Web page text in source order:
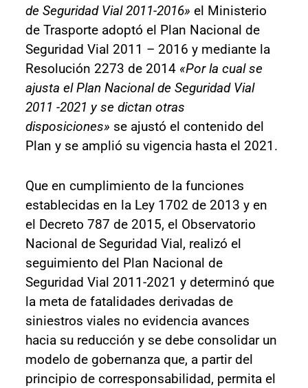
de Seguridad Vial 2011-2016» el Ministerio
de Trasporte adoptó el Plan Nacional de
Seguridad Vial 2011 – 2016 y mediante la
Resolución 2273 de 2014«Por la cual se
ajusta el Plan Nacional de Seguridad Vial
2011 -2021 y se dictan otras
disposiciones» se ajustó el contenido del
Plan y se amplió su vigencia hasta el 2021.
Que en cumplimiento de la funciones
establecidas en la Ley 1702 de 2013 y en
el Decreto 787 de 2015, el Observatorio
Nacional de Seguridad Vial, realizó el
seguimiento del Plan Nacional de
Seguridad Vial 2011-2021 y determinó que
la meta de fatalidades derivadas de
siniestros viales no evidencia avances
hacia su reducción y se debe consolidar un
modelo de gobernanza que, a partir del
principio de corresponsabilidad, permita el